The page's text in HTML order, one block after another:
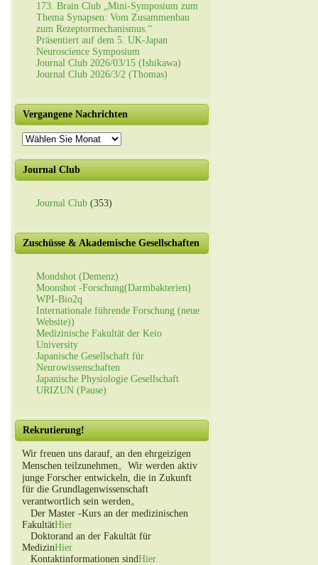
173. Brain Club „Mini-Symposium zum
Thema Synapsen: Vom Zusammenbau
zum Rezeptormechanismus.“
Präsentiert auf dem 5. UK-Japan
Neuroscience Symposium
Journal Club 2026/03/15 (Ishikawa)
Journal Club 2026/3/2 (Thomas)
Vergangene Nachrichten
Vergangene
Nachrichten
Journal Club
Journal Club (353)
Zuschüsse & Akademische Gesellschaften
Mondshot (Demenz)
Moonshot -Forschung(Darmbakterien)
WPI-Bio2q
Internationale führende Forschung (neue
Website))
Medizinische Fakultät der Keio
University
Japanische Gesellschaft für
Neurowissenschaften
Japanische Physiologie Gesellschaft
URIZUN (Pause)
Rekrutierung!
Wir freuen uns darauf, an den ehrgeizigen
Menschen teilzunehmen。Wir werden aktiv
junge Forscher entwickeln, die in Zukunft
für die Grundlagenwissenschaft
verantwortlich sein werden。
Der Master -Kurs an der medizinischen
FakultätHier
Doktorand an der Fakultät für
MedizinHier
Kontaktinformationen sindHier